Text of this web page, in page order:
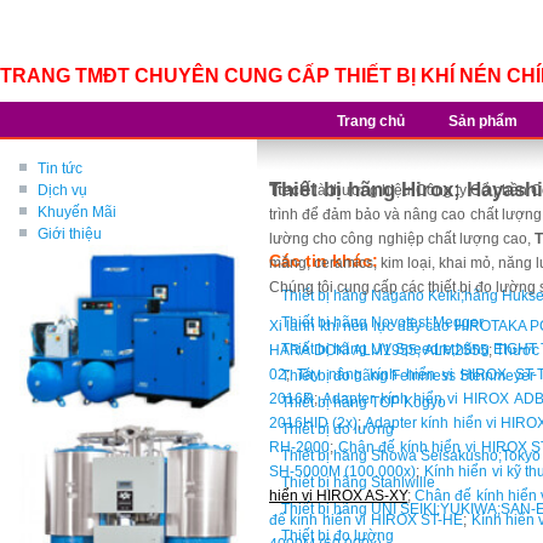
TRANG TMĐT CHUYÊN CUNG CẤP THIẾT BỊ KHÍ NÉN
Trang chủ Sản phẩm
Tin tức
Dịch vụ
Khuyến Mãi
Giới thiệu
Thiết bị hãng Hirox;
TtecHlà thương hiệu Công ty Cổ phần
trình để đảm bảo và nâng cao chất
lường cho công nghiệp chất lượng cao,
măng, ceramics, kim loại, khai mỏ,
Chúng tôi cung cấp các thiết bị đo lường
Xi lanh khí nén lực đẩy cao HIROTAKA
HARA DOKI ALM1955; ALM2555;Thước
02;Tay nâng kính hiển vi HIROX ST-
2016R;Adapter kính hiển vi HIROX
2016HID (2x);Adapter kính hiển vi
RH-2000;Chân đế kính hiển vi HIROX
SH-5000M (100.000x); Kính hiển vi kỹ
hiển vi HIROX AS-XY;Chân đế kính hiển
đế kính hiển vi HIROX ST-HE; Kính hiển
Các tin khác:
Thiết bị hãng Nagano Keiki;hãng
Thiết bị hãng Novotest;Megger
Thiết bị hãng UV Speedre;hãng EIGHT
Thiết bị đo hãng Feinmess Steinmeyer
Thiết bị hãng TOP Kogyo
Thiết bị đo lường
Thiết bị hãng Showa
Thiết bị hãng Stahlwille
Thiết bị hãng UNI
Thiết bị đo lường